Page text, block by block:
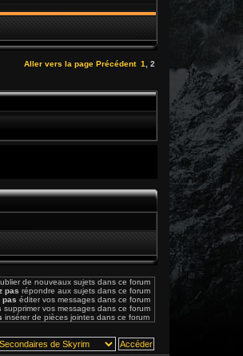
Aller vers la page Précédent 1 2
de nouveaux sujets dans ce forum
pas répondre aux sujets dans ce forum
pas éditer vos messages dans ce forum
supprimer vos messages dans ce forum
insérer de pièces jointes dans ce forum